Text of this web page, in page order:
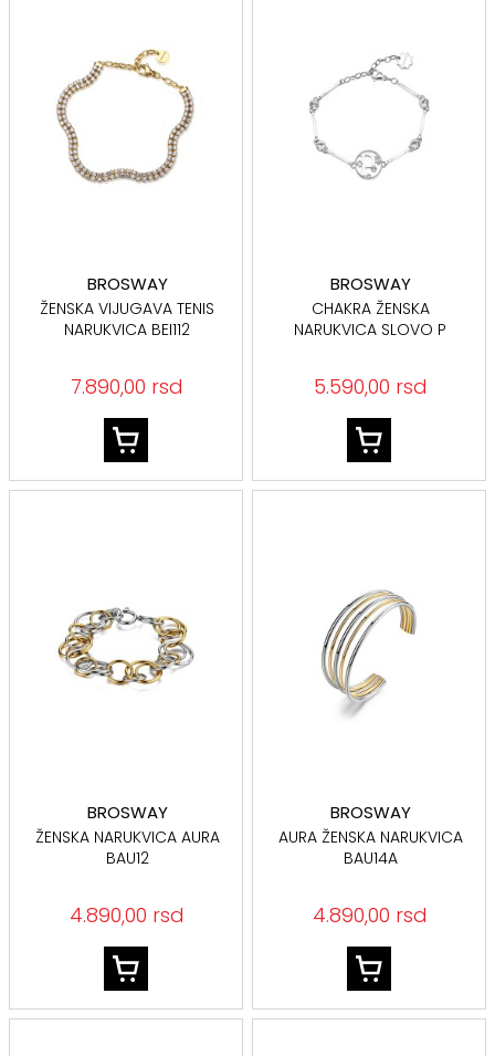
BROSWAY
ŽENSKA VIJUGAVA TENIS
NARUKVICA BEI112
7.890,00 rsd
BROSWAY
CHAKRA ŽENSKA
NARUKVICA SLOVO P
5.590,00 rsd
BROSWAY
ŽENSKA NARUKVICA AURA
BAU12
4.890,00 rsd
BROSWAY
AURA ŽENSKA NARUKVICA
BAU14A
4.890,00 rsd